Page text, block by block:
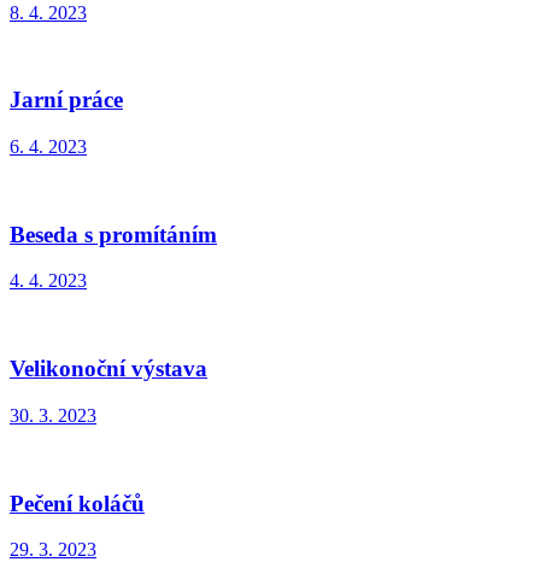
8. 4. 2023
Jarní práce
6. 4. 2023
Beseda s promítáním
4. 4. 2023
Velikonoční výstava
30. 3. 2023
Pečení koláčů
29. 3. 2023